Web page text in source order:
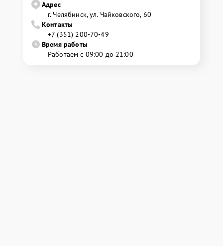
Адрес
г. Челябинск, ул. Чайковского, 60
Контакты
+7 (351) 200-70-49
Время работы
Работаем с 09:00 до 21:00